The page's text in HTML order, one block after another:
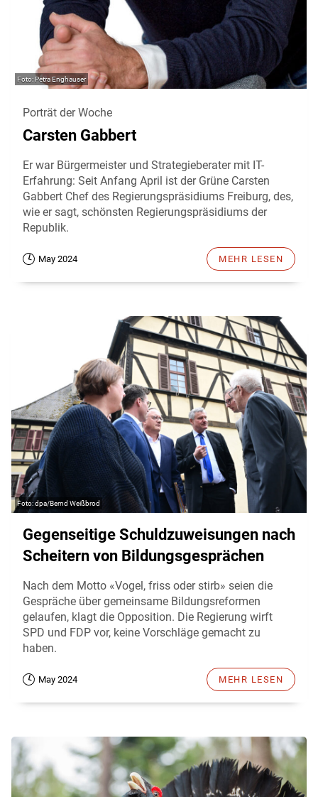
Petra Enghauser
Porträt der Woche
Carsten Gabbert
Er war Bürgermeister und Strategieberater mit IT-
Erfahrung: Seit Anfang April ist der Grüne Carsten
Gabbert Chef des Regierungspräsidiums Freiburg, des,
wie er sagt, schönsten Regierungspräsidiums der
Republik.
May 2024 MEHR LESEN
dpa/Bernd Weißbrod
Gegenseitige Schuldzuweisungen nach
Scheitern von Bildungsgesprächen
Nach dem Motto «Vogel, friss oder stirb» seien die
Gespräche über gemeinsame Bildungsreformen
gelaufen, klagt die Opposition. Die Regierung wirft
SPD und FDP vor, keine Vorschläge gemacht zu
haben.
May 2024 MEHR LESEN